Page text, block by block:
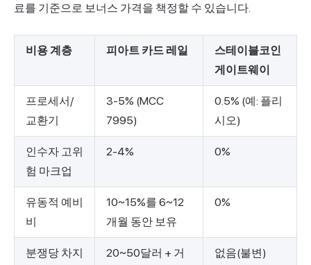
료를 기준으로 보너스 가격을 책정할 수 있습니다.
비용 계층 피아트 카드 레일
스테이블코인
게이트웨이
프로세서/
교환기
3-5% (MCC
7995)
0.5% (예: 플리
시오)
인수자 고위
험 마크업
2-4% 0%
유동적 예비
비
10~15%를 6~12
개월 동안 보유
0%
분쟁당 차지
20~50달러 + 거
없음(불변)